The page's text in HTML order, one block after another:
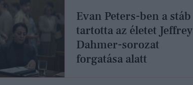
Evan Peters-ben a stáb
tartotta az életet Jeffrey
Dahmer-sorozat
forgatása alatt